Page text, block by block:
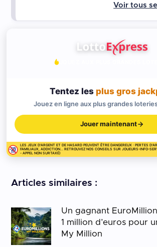
Voir tous
Tentez les plus gros
Jouez en ligne aux plus grandes
Jouer maintenant
LES JEUX D'ARGENT ET DE HASARD PEUVENT ÊTRE DANGEREUX : PERTES
FAMILIAUX, ADDICTION... RETROUVEZ NOS CONSEILS SUR JOUEURS-INFO-
- APPEL NON SURTAXÉ)
Articles similaires :
Un gagnant
1 million d’euros pour
My Million